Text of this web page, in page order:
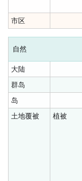
市区
自然
大陆
群岛
岛
土地覆被
植被